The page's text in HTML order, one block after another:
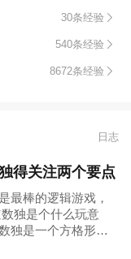
30条经验
540条经验
8672条经验
日志
得关注两个要点
最棒的逻辑游戏，
独是个什么玩意
独是一个方格形的